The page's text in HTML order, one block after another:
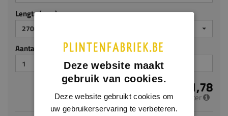
Lengte (mm)
2700
Aantal stuks
€ 21,78
per meter
Deze website maakt
gebruik van cookies.
Deze website gebruikt cookies om
uw gebruikerservaring te verbeteren.